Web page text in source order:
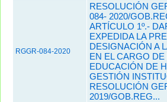
RGGR-084-2020
RESOLUCIÓN
084- 2020/
ARTÍCULO 1º.-
EXPEDIDA LA
DESIGNACIÓN A
EN EL CARGO
EDUCACIÓN DE
GESTIÓN
RESOLUCIÓN
2019/GOB.REG...